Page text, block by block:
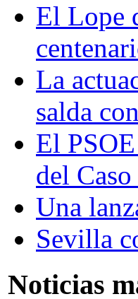
El Lope
La
salda
El
del
Una
Sevilla
Noticias